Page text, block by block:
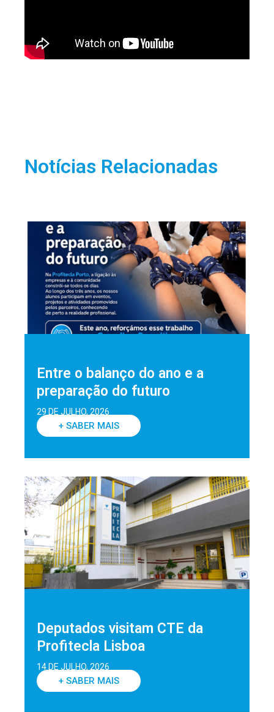
Notícias Relacionadas
Entre o balanço do ano e a
preparação do futuro
29 DE JULHO, 2026
+ SABER MAIS
Deputados visitam CTE da
Profitecla Lisboa
14 DE JULHO, 2026
+ SABER MAIS